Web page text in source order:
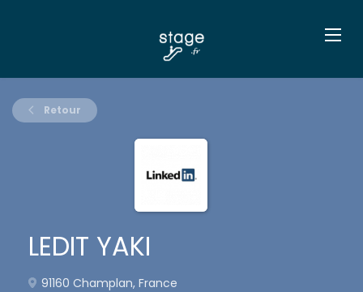
Retour
LEDIT YAKI
91160 Champlan, France